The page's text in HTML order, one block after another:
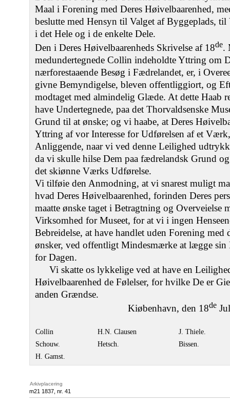
Maal i Forening med Deres Høivelbaarenhed,
beslutte med Hensyn til Valget af Byggeplads,
i det Hele og i de enkelte Dele.
Den i Deres Høivelbaarenheds Skrivelse af 18de.
medundertegnede Collin indeholdte Yttring om
nærforestaaende Besøg i Fædrelandet, er, i
givne Bemyndigelse, bleven offentliggiort, og
modtaget med almindelig Glæde. At dette Haab
have Undertegnede, paa det Thorvaldsenske
Grund til at ønske; og vi haabe, at Deres
Yttring af vor Interesse for Udførelsen af et
Anliggende, naar vi ved denne Leilighed
da vi skulle hilse Dem paa fædrelandsk Grund
det skiønne Værks Udførelse.
Vi tilføie den Anmodning, at vi snarest muligt
hvad Deres Høivelbaarenhed, forinden Deres
maatte ønske taget i Betragtning og Overveielse
Virksomhed for Museet, for at vi i ingen
Bebreidelse, at have handlet uden Forening
ønsker, ved offentligt Mindesmærke at lægge
for Dagen.
Vi skatte os lykkelige ved at have en
Høivelbaarenhed de Følelser, for hvilke De er
anden Grændse.
Kiøbenhavn, den 18de
Collin H.N. Clausen
J. Thiele.
Schouw.
Hetsch.
Bissen.
H. Gamst.
Arkivplacering
m21 1837, nr. 41